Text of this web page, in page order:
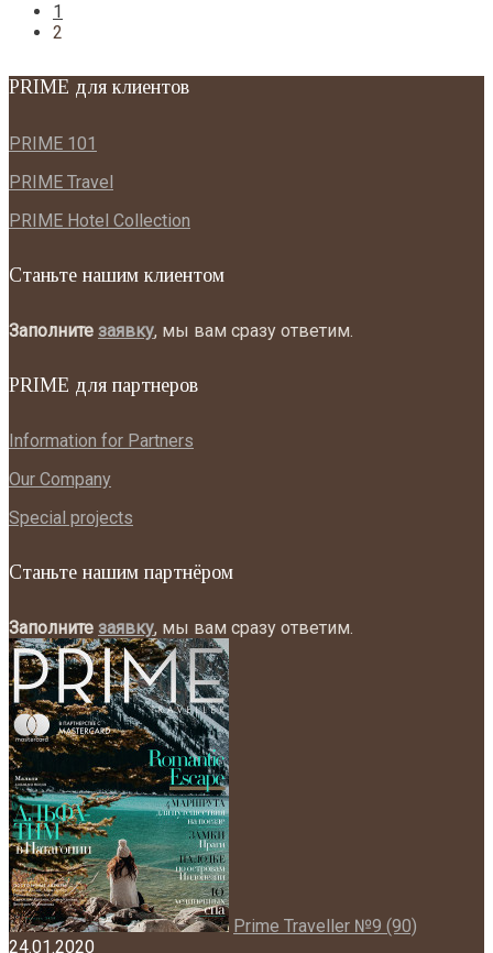
1
2
PRIME для клиентов
PRIME 101
PRIME Travel
PRIME Hotel Collection
Станьте нашим клиентом
Заполните заявку, мы вам сразу ответим.
PRIME для партнеров
Information for Partners
Our Company
Special projects
Станьте нашим партнёром
Заполните заявку, мы вам сразу ответим.
Prime Traveller №9 (90)
24.01.2020